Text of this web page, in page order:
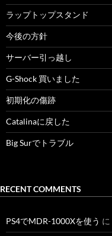
ラップトップスタンド
今後の方針
サーバー引っ越し
G-Shock 買いました
初期化の傷跡
Catalinaに戻した
Big Surでトラブル
RECENT COMMENTS
PS4でMDR-1000Xを使う に